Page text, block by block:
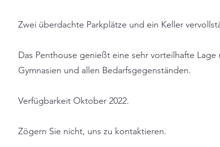
Zwei überdachte Parkplätze und ein Keller
Das Penthouse genießt eine sehr vorteilhafte
Gymnasien und allen Bedarfsgegenständen.
Verfügbarkeit Oktober 2022.
Zögern Sie nicht, uns zu kontaktieren.